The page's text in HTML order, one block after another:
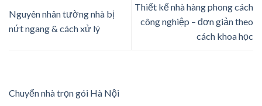
Nguyên nhân tường nhà bị
nứt ngang & cách xử lý
Thiết kế nhà hàng phong cách
công nghiệp – đơn giản theo
cách khoa học
Chuyển nhà trọn gói Hà Nội